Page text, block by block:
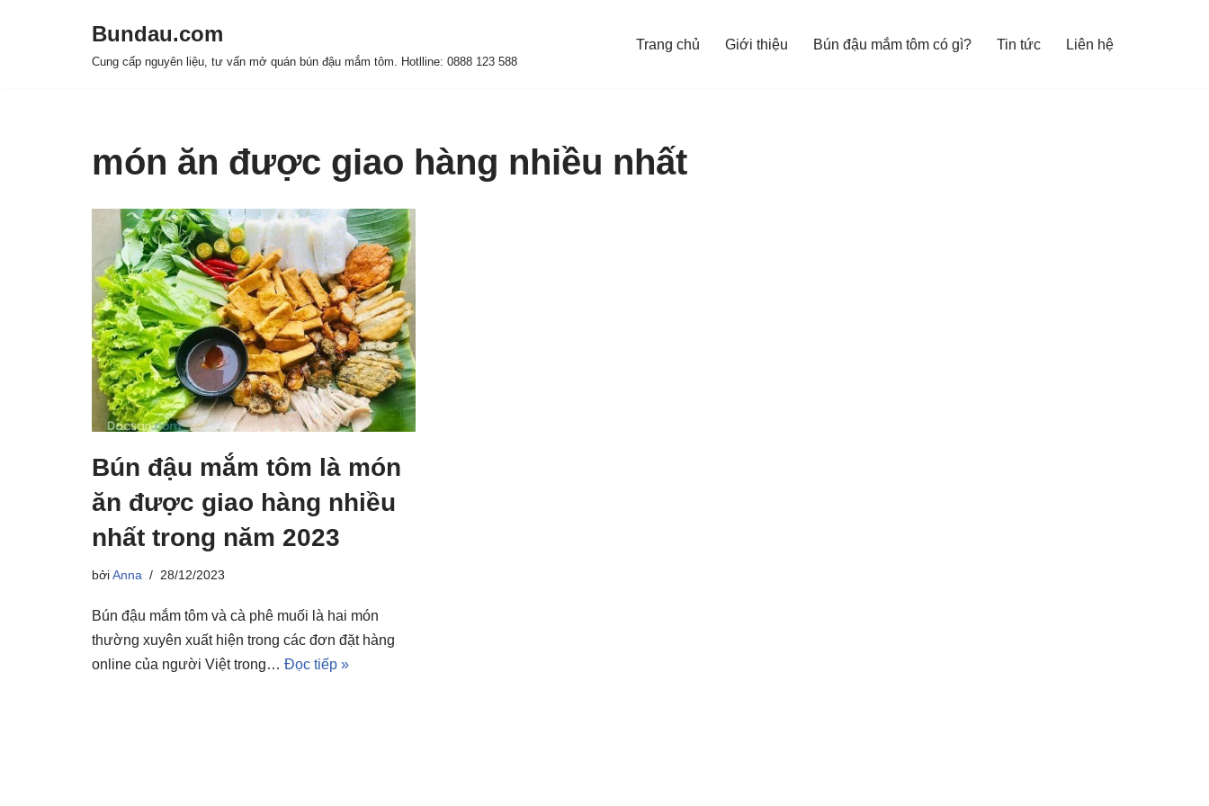
Bundau.com
Cung cấp nguyên liệu, tư vấn mở quán bún đậu mắm tôm. Hotlline: 0888 123 588
Trang chủ Giới thiệu Bún đậu mắm tôm có gì? Tin tức Liên hệ
món ăn được giao hàng nhiều nhất
Bún đậu mắm tôm là món
ăn được giao hàng nhiều
nhất trong năm 2023
bởiAnna 28/12/2023
Bún đậu mắm tôm và cà phê muối là hai món
thường xuyên xuất hiện trong các đơn đặt hàng
online của người Việt trong… Đọc tiếp »